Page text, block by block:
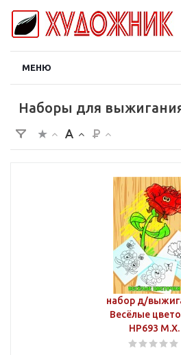
МЕНЮ
Наборы для
набор д/
Весёлые
НР693 М.Х.